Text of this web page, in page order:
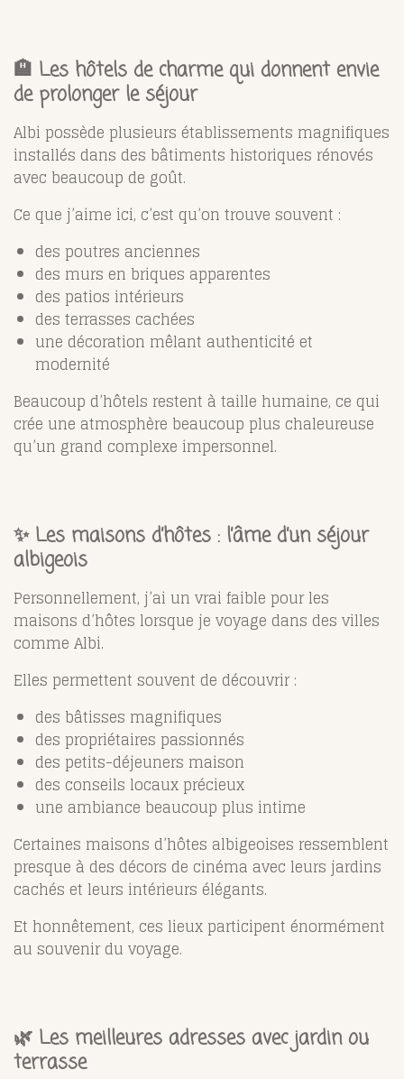
🏨 Les hôtels de charme qui donnent envie
de prolonger le séjour
Albi possède plusieurs établissements magnifiques
installés dans des bâtiments historiques rénovés
avec beaucoup de goût.
Ce que j’aime ici, c’est qu’on trouve souvent :
des poutres anciennes
des murs en briques apparentes
des patios intérieurs
des terrasses cachées
une décoration mêlant authenticité et
modernité
Beaucoup d’hôtels restent à taille humaine, ce qui
crée une atmosphère beaucoup plus chaleureuse
qu’un grand complexe impersonnel.
✨ Les maisons d’hôtes : l’âme d’un séjour
albigeois
Personnellement, j’ai un vrai faible pour les
maisons d’hôtes lorsque je voyage dans des villes
comme Albi.
Elles permettent souvent de découvrir :
des bâtisses magnifiques
des propriétaires passionnés
des petits-déjeuners maison
des conseils locaux précieux
une ambiance beaucoup plus intime
Certaines maisons d’hôtes albigeoises ressemblent
presque à des décors de cinéma avec leurs jardins
cachés et leurs intérieurs élégants.
Et honnêtement, ces lieux participent énormément
au souvenir du voyage.
🌿 Les meilleures adresses avec jardin ou
terrasse